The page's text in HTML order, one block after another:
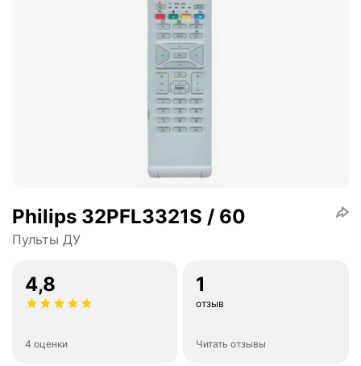
Philips 32PFL3321S / 60
Пульты ДУ
4,8
4 оценки
1
отзыв
Читать отзывы